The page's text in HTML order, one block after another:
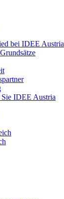
bei IDEE Austria
Sie IDEE Austria